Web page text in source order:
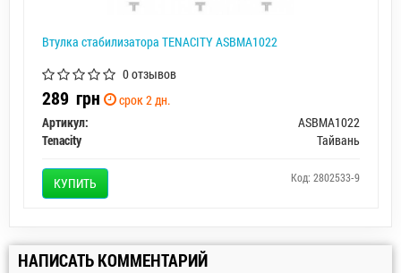
Втулка стабилизатора TENACITY ASBMA1022
0 отзывов
289 грн
срок 2 дн.
Артикул:
ASBMA1022
Tenacity
Тайвань
КУПИТЬ Код: 2802533-9
НАПИСАТЬ КОММЕНТАРИЙ